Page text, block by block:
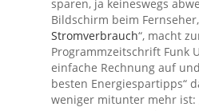
sparen, ja keineswegs
Bildschirm beim
Stromverbrauch“, macht
Programmzeitschrift Funk
einfache Rechnung auf
besten Energiespartipps“
weniger mitunter mehr ist: